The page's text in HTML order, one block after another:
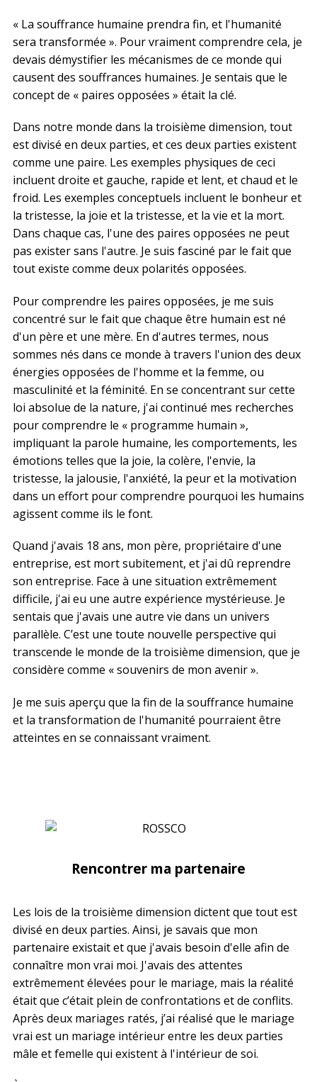
« La souffrance humaine prendra fin, et l'humanité
sera transformée ». Pour vraiment comprendre cela, je
devais démystifier les mécanismes de ce monde qui
causent des souffrances humaines. Je sentais que le
concept de « paires opposées » était la clé.
Dans notre monde dans la troisième dimension, tout
est divisé en deux parties, et ces deux parties existent
comme une paire. Les exemples physiques de ceci
incluent droite et gauche, rapide et lent, et chaud et le
froid. Les exemples conceptuels incluent le bonheur et
la tristesse, la joie et la tristesse, et la vie et la mort.
Dans chaque cas, l'une des paires opposées ne peut
pas exister sans l'autre. Je suis fasciné par le fait que
tout existe comme deux polarités opposées.
Pour comprendre les paires opposées, je me suis
concentré sur le fait que chaque être humain est né
d'un père et une mère. En d'autres termes, nous
sommes nés dans ce monde à travers l'union des deux
énergies opposées de l'homme et la femme, ou
masculinité et la féminité. En se concentrant sur cette
loi absolue de la nature, j'ai continué mes recherches
pour comprendre le « programme humain »,
impliquant la parole humaine, les comportements, les
émotions telles que la joie, la colère, l'envie, la
tristesse, la jalousie, l'anxiété, la peur et la motivation
dans un effort pour comprendre pourquoi les humains
agissent comme ils le font.
Quand j'avais 18 ans, mon père, propriétaire d'une
entreprise, est mort subitement, et j'ai dû reprendre
son entreprise. Face à une situation extrêmement
difficile, j'ai eu une autre expérience mystérieuse. Je
sentais que j'avais une autre vie dans un univers
parallèle. C’est une toute nouvelle perspective qui
transcende le monde de la troisième dimension, que je
considère comme « souvenirs de mon avenir ».
Je me suis aperçu que la fin de la souffrance humaine
et la transformation de l'humanité pourraient être
atteintes en se connaissant vraiment.
Rencontrer ma partenaire
Les lois de la troisième dimension dictent que tout est
divisé en deux parties. Ainsi, je savais que mon
partenaire existait et que j'avais besoin d'elle afin de
connaître mon vrai moi. J'avais des attentes
extrêmement élevées pour le mariage, mais la réalité
était que c’était plein de confrontations et de conflits.
Après deux mariages ratés, j’ai réalisé que le mariage
vrai est un mariage intérieur entre les deux parties
mâle et femelle qui existent à l'intérieur de soi.